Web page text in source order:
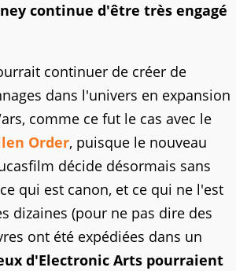
continue d'être très engagé
continuer de créer de
dans l'univers en expansion
comme ce fut le cas avec le
Order, puisque le nouveau
décide désormais sans
qui est canon, et ce qui ne l'est
dizaines (pour ne pas dire des
ont été expédiées dans un
d'Electronic Arts pourraient